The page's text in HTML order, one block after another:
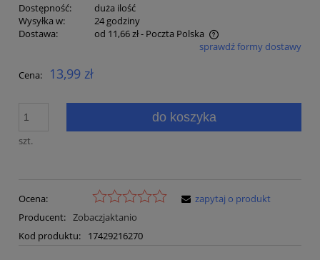
Dostępność:
duża ilość
Wysyłka w:
24 godziny
Dostawa:
od 11,66 zł- Poczta Polska
Cena nie zawiera ewentualnych kosztów płatnościsprawdź formy dostawy
Cena: 13,99 zł
szt.
do koszyka
Ocena:
Producent: Zobaczjaktanio
Kod produktu:
17429216270
zapytaj o produkt